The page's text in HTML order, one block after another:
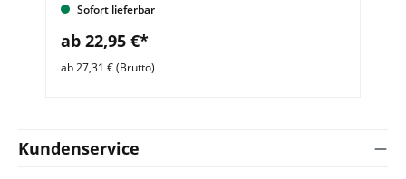
Sofort lieferbar
ab 22,95 €*
ab 27,31 € (Brutto)
Kundenservice